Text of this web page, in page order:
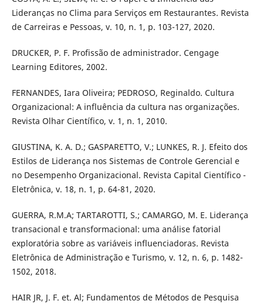
Lideranças no Clima para Serviços em Restaurantes. Revista
de Carreiras e Pessoas, v. 10, n. 1, p. 103-127, 2020.
DRUCKER, P. F. Profissão de administrador. Cengage
Learning Editores, 2002.
FERNANDES, Iara Oliveira; PEDROSO, Reginaldo. Cultura
Organizacional: A influência da cultura nas organizações.
Revista Olhar Científico, v. 1, n. 1, 2010.
GIUSTINA, K. A. D.; GASPARETTO, V.; LUNKES, R. J. Efeito dos
Estilos de Liderança nos Sistemas de Controle Gerencial e
no Desempenho Organizacional. Revista Capital Científico -
Eletrônica, v. 18, n. 1, p. 64-81, 2020.
GUERRA, R.M.A; TARTAROTTI, S.; CAMARGO, M. E. Liderança
transacional e transformacional: uma análise fatorial
exploratória sobre as variáveis influenciadoras. Revista
Eletrônica de Administração e Turismo, v. 12, n. 6, p. 1482-
1502, 2018.
HAIR JR, J. F. et. Al; Fundamentos de Métodos de Pesquisa